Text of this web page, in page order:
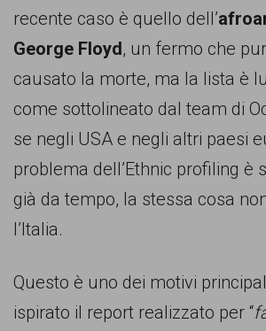
recente caso è quello dell’
George Floyd, un fermo che
causato la morte, ma la lista è
come sottolineato dal team di
se negli USA e negli altri paesi
problema dell’Ethnic profiling è
già da tempo, la stessa cosa
l’Italia.
Questo è uno dei motivi
ispirato il report realizzato per “